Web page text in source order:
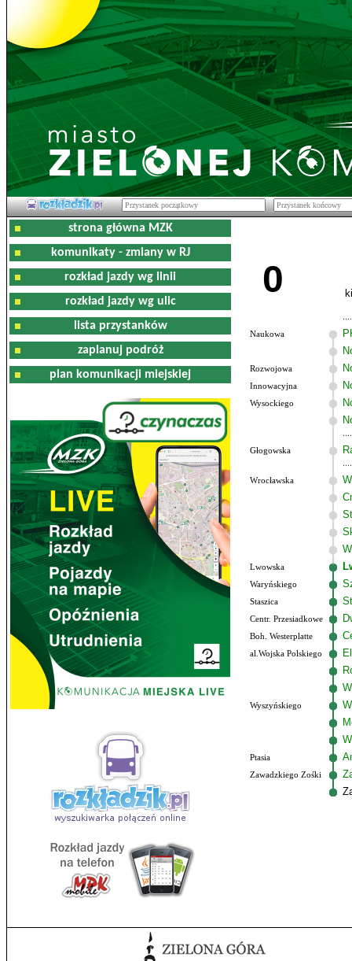
strona główna MZK
komunikaty - zmiany w RJ
rozkład jazdy wg linii
rozkład jazdy wg ulic
lista przystanków
zaplanuj podróż
plan komunikacji miejskiej
0
Naukowa
Rozwojowa
Innowacyjna
Wysockiego
Głogowska
Wrocławska
Lwowska
Waryńskiego
Staszica
Centr. Przesiadkowe
Boh. Westerplatte
al.Wojska Polskiego
Wyszyńskiego
Ptasia
Zawadzkiego Zośki